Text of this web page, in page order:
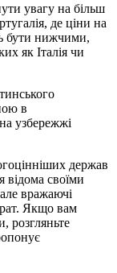
увагу на більш
де ціни на
бути нижчими,
як Італія чи
в
узбережжі
держав
своїми
вражаючі
Якщо вам
розгляньте